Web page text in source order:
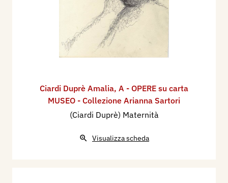
Ciardi Duprè Amalia, A - OPERE su carta
MUSEO - Collezione Arianna Sartori
(Ciardi Duprè) Maternità
Visualizza scheda